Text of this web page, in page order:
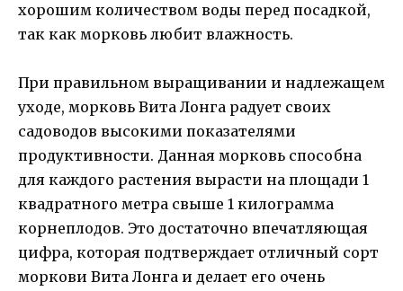
хорошим количеством воды перед посадкой,
так как морковь любит влажность.
При правильном выращивании и надлежащем
уходе, морковь Вита Лонга радует своих
садоводов высокими показателями
продуктивности. Данная морковь способна
для каждого растения вырасти на площади 1
квадратного метра свыше 1 килограмма
корнеплодов. Это достаточно впечатляющая
цифра, которая подтверждает отличный сорт
моркови Вита Лонга и делает его очень